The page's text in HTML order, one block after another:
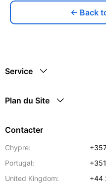
← Back
Service
Plan du Site
Contacter
Chypre:
Portugal:
United Kingdom:
+44